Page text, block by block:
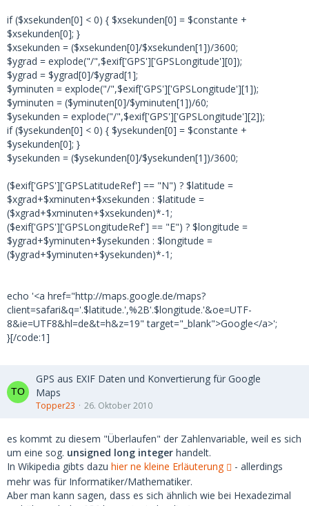
if ($xsekunden[0] < 0) { $xsekunden[0] = $constante +
$xsekunden[0]; }
$xsekunden = ($xsekunden[0]/$xsekunden[1])/3600;
$ygrad = explode("/",$exif['GPS']['GPSLongitude'][0]);
$ygrad = $ygrad[0]/$ygrad[1];
$yminuten = explode("/",$exif['GPS']['GPSLongitude'][1]);
$yminuten = ($yminuten[0]/$yminuten[1])/60;
$ysekunden = explode("/",$exif['GPS']['GPSLongitude'][2]);
if ($ysekunden[0] < 0) { $ysekunden[0] = $constante +
$ysekunden[0]; }
$ysekunden = ($ysekunden[0]/$ysekunden[1])/3600;
($exif['GPS']['GPSLatitudeRef'] == "N") ? $latitude =
$xgrad+$xminuten+$xsekunden : $latitude =
($xgrad+$xminuten+$xsekunden)*-1;
($exif['GPS']['GPSLongitudeRef'] == "E") ? $longitude =
$ygrad+$yminuten+$ysekunden : $longitude =
($ygrad+$yminuten+$ysekunden)*-1;
echo '<a href="http://maps.google.de/maps?
client=safari&q='.$latitude.',%2B'.$longitude.'&oe=UTF-
8&ie=UTF8&hl=de&t=h&z=19" target="_blank">Google</a>';
}[/code:1]
GPS aus EXIF Daten und Konvertierung für Google
Maps
Topper23 26. Oktober 2010
es kommt zu diesem "Überlaufen" der Zahlenvariable, weil es sich
um eine sog. unsigned long integer handelt.
In Wikipedia gibts dazu hier ne kleine Erläuterung
- allerdings
mehr was für Informatiker/Mathematiker.
Aber man kann sagen, dass es sich ähnlich wie bei Hexadezimal